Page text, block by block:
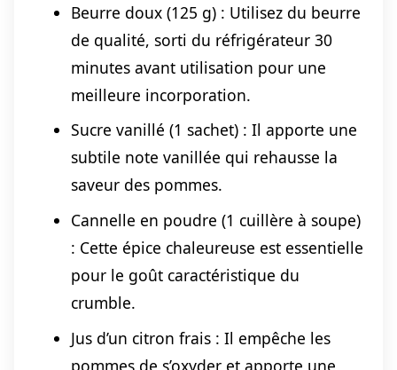
Beurre doux (125 g) : Utilisez du beurre
de qualité, sorti du réfrigérateur 30
minutes avant utilisation pour une
meilleure incorporation.
Sucre vanillé (1 sachet) : Il apporte une
subtile note vanillée qui rehausse la
saveur des pommes.
Cannelle en poudre (1 cuillère à soupe)
: Cette épice chaleureuse est essentielle
pour le goût caractéristique du
crumble.
Jus d’un citron frais : Il empêche les
pommes de s’oxyder et apporte une